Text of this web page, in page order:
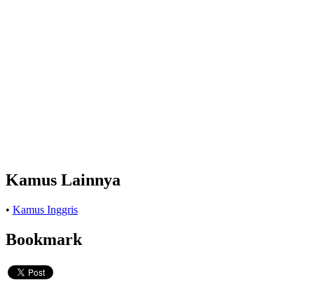
Kamus Lainnya
• Kamus Inggris
Bookmark